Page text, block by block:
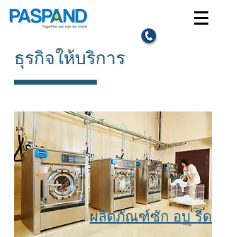
ธุรกิจให้บริการ
ผลิตภัณฑ์ซัก อบ รีด